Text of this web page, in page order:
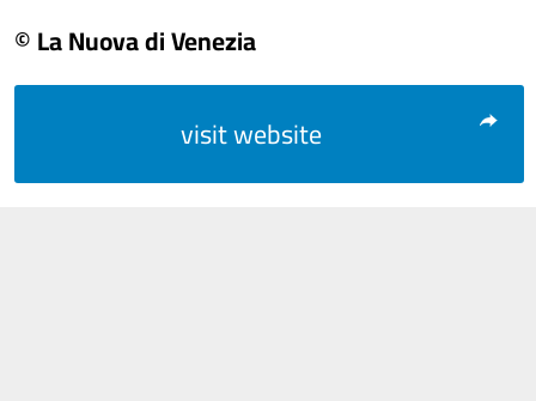
© La Nuova di Venezia
visit website